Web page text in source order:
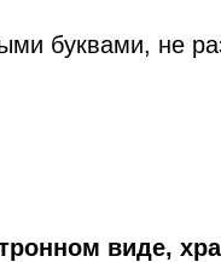
буквами, не
виде,